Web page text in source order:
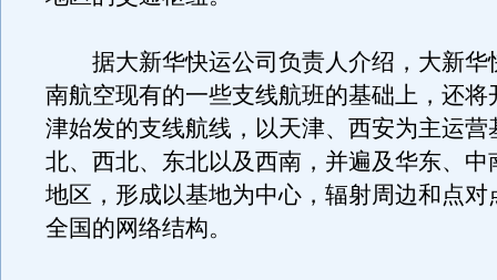
据大新华快运公司负责人介绍，大新华
南航空现有的一些支线航班的基础上，还将
津始发的支线航线，以天津、西安为主运营
北、西北、东北以及西南，并遍及华东、中
地区，形成以基地为中心，辐射周边和点对
全国的网络结构。